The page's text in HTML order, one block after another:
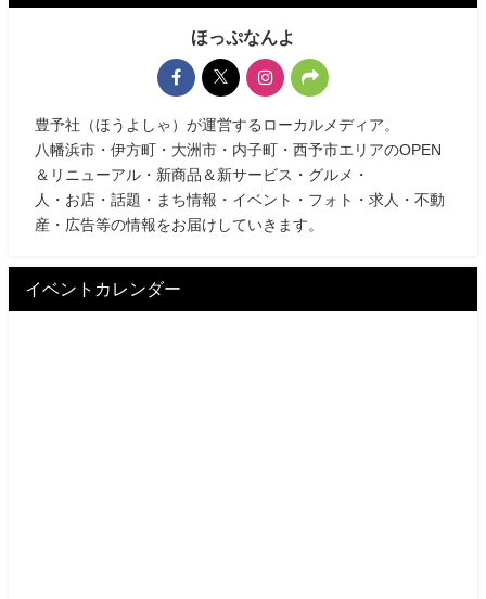
ほっぷなんよ
豊予社（ほうよしゃ）が運営するローカルメディア。
八幡浜市・伊方町・大洲市・内子町・西予市エリアのOPEN
＆リニューアル・新商品＆新サービス・グルメ・
人・お店・話題・まち情報・イベント・フォト・求人・不動
産・広告等の情報をお届けしていきます。
イベントカレンダー